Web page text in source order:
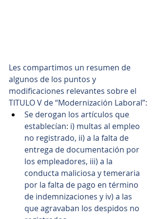
Les compartimos un resumen de
algunos de los puntos y
modificaciones relevantes sobre el
TITULO V de “Modernización Laboral”:
Se derogan los artículos que
establecían: i) multas al empleo
no registrado, ii) a la falta de
entrega de documentación por
los empleadores, iii) a la
conducta maliciosa y temeraria
por la falta de pago en término
de indemnizaciones y iv) a las
que agravaban los despidos no